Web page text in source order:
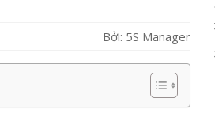
Bởi: 5S Manager